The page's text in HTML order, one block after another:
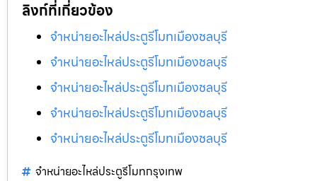
ลิงก์ที่เกี่ยวข้อง
จำหน่ายอะไหล่ประตูรีโมทเมืองชลบุรี
จำหน่ายอะไหล่ประตูรีโมทเมืองชลบุรี
จำหน่ายอะไหล่ประตูรีโมทเมืองชลบุรี
จำหน่ายอะไหล่ประตูรีโมทเมืองชลบุรี
จำหน่ายอะไหล่ประตูรีโมทเมืองชลบุรี
จำหน่ายอะไหล่ประตูรีโมทกรุงเทพ